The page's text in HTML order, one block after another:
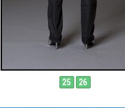
25 26